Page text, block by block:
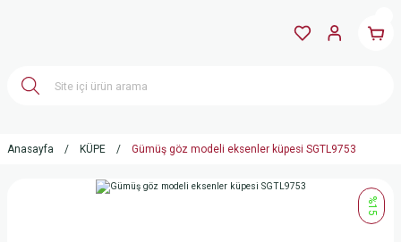
Anasayfa KÜPE Gümüş göz modeli eksenler küpesi SGTL9753
%15